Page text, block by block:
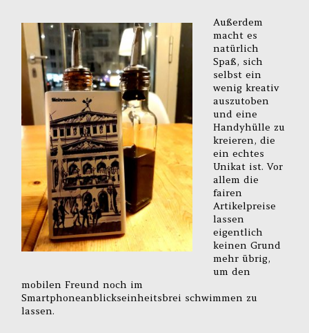
Außerdem
macht es
natürlich
Spaß, sich
selbst ein
wenig kreativ
auszutoben
und eine
Handyhülle zu
kreieren, die
ein echtes
Unikat ist. Vor
allem die
fairen
Artikelpreise
lassen
eigentlich
keinen Grund
mehr übrig,
um den
mobilen Freund noch im
Smartphoneanblickseinheitsbrei schwimmen zu
lassen.